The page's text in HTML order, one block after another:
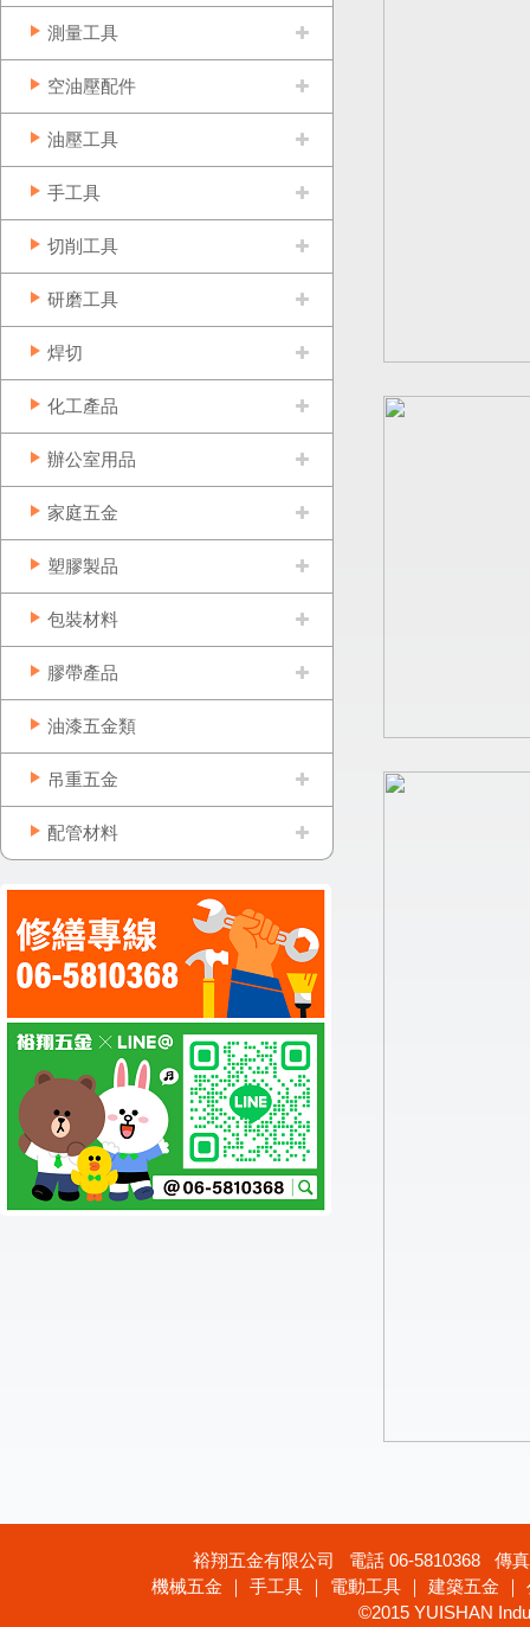
測量工具
空油壓配件
油壓工具
手工具
切削工具
研磨工具
焊切
化工產品
辦公室用品
家庭五金
塑膠製品
包裝材料
膠帶產品
油漆五金類
吊重五金
配管材料
裕翔五金有限公司 電話 06-5810368 傳
機械五金 ｜ 手工具 ｜ 電動工具 ｜ 建築五金
©2015 YUISHAN